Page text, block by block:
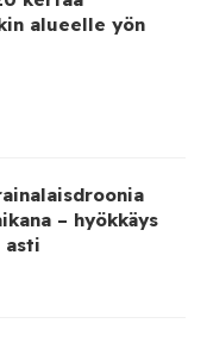
alueelle yön
– hyökkäys